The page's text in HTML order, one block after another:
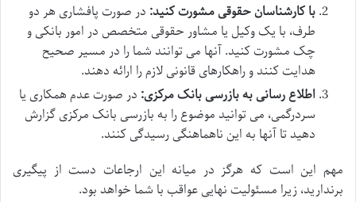
با کارشناسان حقوقی مشورت کنید: در صورت پافشاری هر دو
طرف، با یک وکیل یا مشاور حقوقی متخصص در امور بانکی و
چک مشورت کنید. آنها می توانند شما را در مسیر صحیح
هدایت کنند و راهکارهای قانونی لازم را ارائه دهند.
اطلاع رسانی به بازرسی بانک مرکزی: در صورت عدم همکاری یا
سردرگمی، می توانید موضوع را به بازرسی بانک مرکزی گزارش
دهید تا آنها به این ناهماهنگی رسیدگی کنند.
مهم این است که هرگز در میانه این ارجاعات دست از پیگیری
برندارید، زیرا مسئولیت نهایی عواقب با شما خواهد بود.